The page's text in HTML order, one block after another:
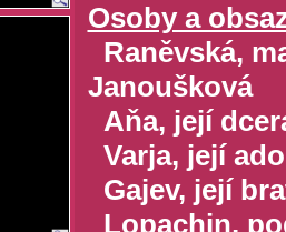
Osoby a
Raněvská,
Janoušková
Aňa, její
Varja, její
Gajev, její
Lopachin,